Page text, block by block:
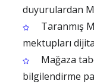
duyurulardan
Taranmış
mektupları
Mağaza
bilgilendirme